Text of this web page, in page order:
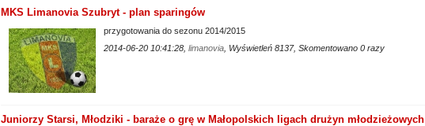
MKS Limanovia Szubryt - plan sparingów
przygotowania do sezonu 2014/2015
2014-06-20 10:41:28, limanovia, Wyświetleń 8137, Skomentowano 0 razy
Juniorzy Starsi, Młodziki - baraże o grę w Małopolskich ligach drużyn młodzieżowych